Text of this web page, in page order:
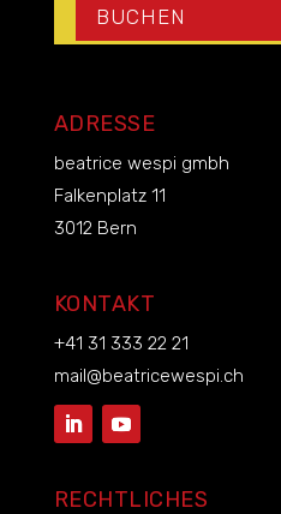
BUCHEN
ADRESSE
beatrice wespi gmbh
Falkenplatz 11
3012 Bern
KONTAKT
+41 31 333 22 21
mail@beatricewespi.ch
RECHTLICHES